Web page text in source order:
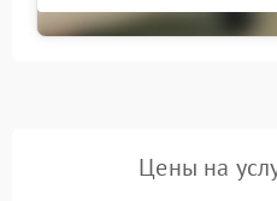
Цены на